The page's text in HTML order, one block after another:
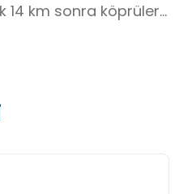
14 km sonra köprülere
ulaşım
özellikle
özen